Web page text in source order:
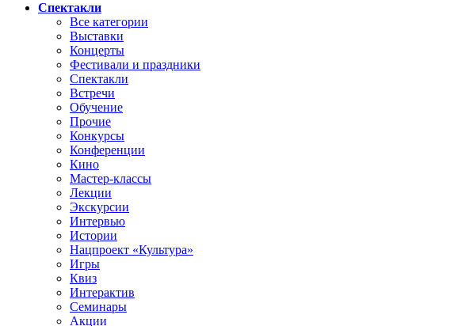
Спектакли
Все категории
Выставки
Концерты
Фестивали и праздники
Спектакли
Встречи
Обучение
Прочие
Конкурсы
Конференции
Кино
Мастер-классы
Лекции
Экскурсии
Интервью
Истории
Нацпроект «Культура»
Игры
Квиз
Интерактив
Семинары
Акции